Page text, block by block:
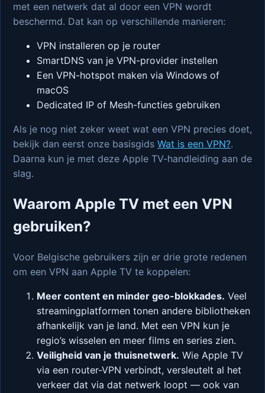
met een netwerk dat al door een VPN wordt
beschermd. Dat kan op verschillende manieren:
VPN installeren op je router
SmartDNS van je VPN-provider instellen
Een VPN-hotspot maken via Windows of
macOS
Dedicated IP of Mesh-functies gebruiken
Als je nog niet zeker weet wat een VPN precies doet,
bekijk dan eerst onze basisgids Wat is een VPN?.
Daarna kun je met deze Apple TV-handleiding aan de
slag.
Waarom Apple TV met een VPN
gebruiken?
Voor Belgische gebruikers zijn er drie grote redenen
om een VPN aan Apple TV te koppelen:
Meer content en minder geo-blokkades. Veel
streamingplatformen tonen andere bibliotheken
afhankelijk van je land. Met een VPN kun je
regio’s wisselen en meer films en series zien.
Veiligheid van je thuisnetwerk. Wie Apple TV
via een router-VPN verbindt, versleutelt al het
verkeer dat via dat netwerk loopt — ook van